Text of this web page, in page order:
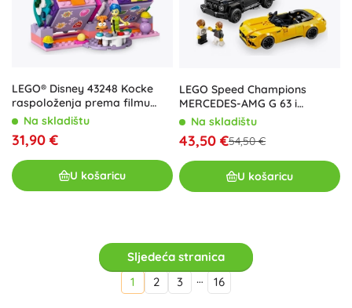
LEGO® Disney 43248 Kocke
raspoloženja prema filmu
Inside Out 2
Na skladištu
31,90 €
U košaricu
LEGO Speed Champions
MERCEDES-AMG G 63 i
MERCEDES-AMG SL 63 – dvojni
Na skladištu
43,50 €54,50 €
U košaricu
Sljedeća stranica
1
2 3 … 16